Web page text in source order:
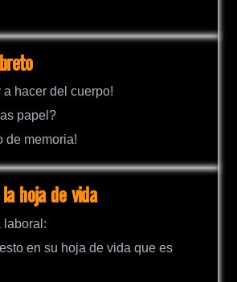
a hacer del cuerpo!
papel?
de memoria!
hoja de vida
laboral:
en su hoja de vida que es